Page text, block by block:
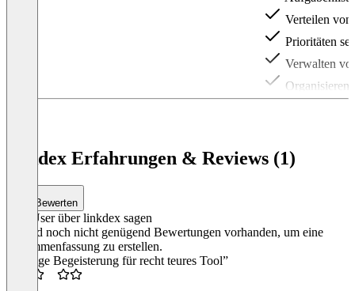
Verteilen von
Prioritäten
Verwalten
Datenexporte
linkdex Erfahrungen & Reviews (1)
Bewerten
Was User über linkdex sagen
Es sind noch nicht genügend Bewertungen vorhanden, um eine
Zusammenfassung zu erstellen.
“Mäßige Begeisterung für recht teures Tool”